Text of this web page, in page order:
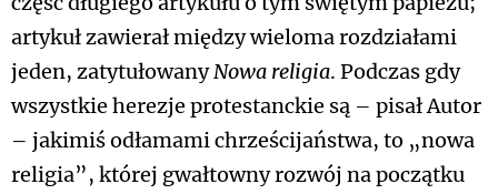
artykuł zawierał między wieloma rozdziałami
jeden, zatytułowanyNowa religia. Podczas gdy
wszystkie herezje protestanckie są – pisał Autor
– jakimiś odłamami chrześcijaństwa, to „nowa
religia”, której gwałtowny rozwój na początku